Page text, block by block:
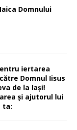
Domnului
iertarea
Domnul Iisus
de la Iaşi!
şi ajutorul lui
ta: